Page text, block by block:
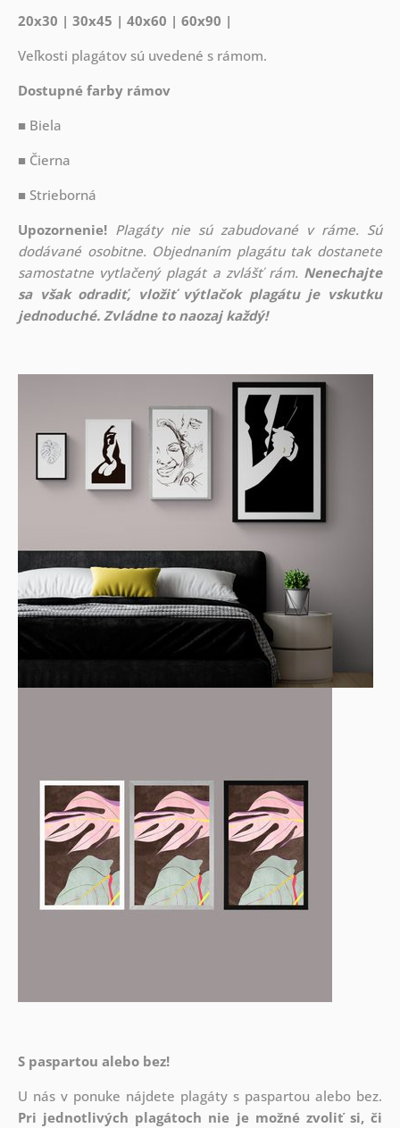
20x30 | 30x45 | 40x60 | 60x90 |
Veľkosti plagátov sú uvedené s rámom.
Dostupné farby rámov
■ Biela
■ Čierna
■ Strieborná
Upozornenie! Plagáty nie sú zabudované v ráme. Sú
dodávané osobitne. Objednaním plagátu tak dostanete
samostatne vytlačený plagát a zvlášť rám. Nenechajte
sa však odradiť, vložiť výtlačok plagátu je vskutku
jednoduché. Zvládne to naozaj každý!
S paspartou alebo bez!
U nás v ponuke nájdete plagáty s paspartou alebo bez.
Pri jednotlivých plagátoch nie je možné zvoliť si, či